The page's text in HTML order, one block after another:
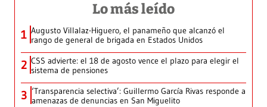
Lo más leído
1 Augusto Villalaz-Higuero, el panameño que alcanzó el
rango de general de brigada en Estados Unidos
2 CSS advierte: el 18 de agosto vence el plazo para elegir el
sistema de pensiones
3 ‘Transparencia selectiva’: Guillermo García Rivas responde a
amenazas de denuncias en San Miguelito